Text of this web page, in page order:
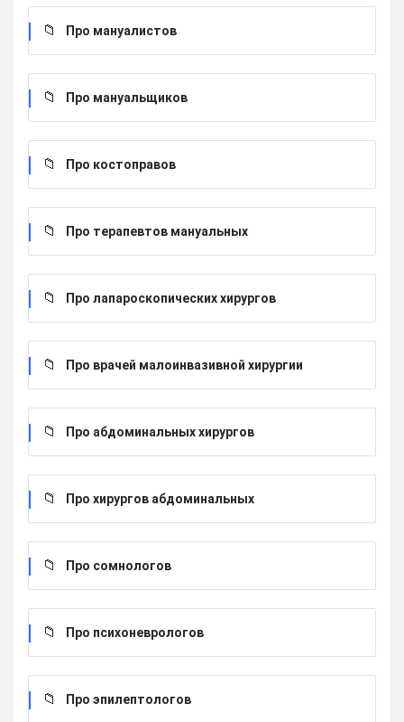
Про мануалистов
Про мануальщиков
Про костоправов
Про терапевтов мануальных
Про лапароскопических хирургов
Про врачей малоинвазивной хирургии
Про абдоминальных хирургов
Про хирургов абдоминальных
Про сомнологов
Про психоневрологов
Про эпилептологов